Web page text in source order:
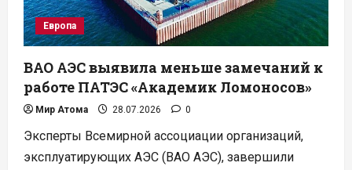
Европа
ВАО АЭС выявила меньше замечаний к
работе ПАТЭС «Академик Ломоносов»
Мир Атома 28.07.2026 0
Эксперты Всемирной ассоциации организаций,
эксплуатирующих АЭС (ВАО АЭС), завершили